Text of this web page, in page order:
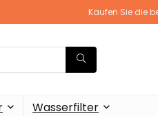
Kaufen Sie die
Wasserfilter